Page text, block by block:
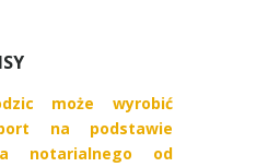
może wyrobić
na podstawie
notarialnego od